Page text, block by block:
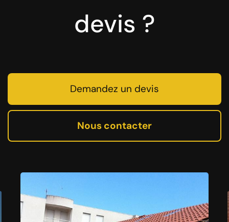
devis ?
Demandez un devis
Nous contacter